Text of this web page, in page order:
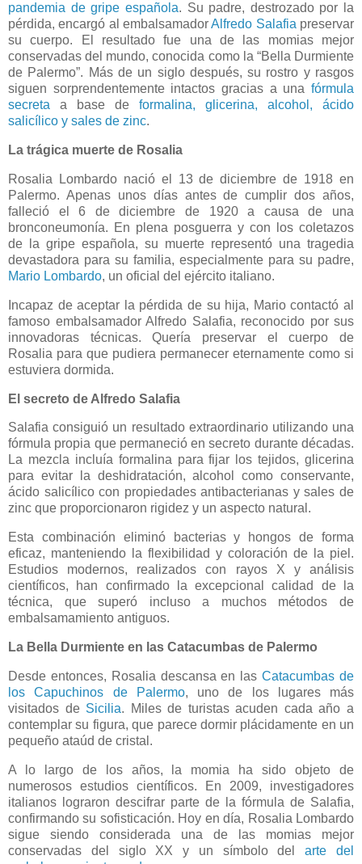
pandemia de gripe española. Su padre, destrozado por la
pérdida, encargó al embalsamadorAlfredo Salafia preservar
su cuerpo. El resultado fue una de las momias mejor
conservadas del mundo, conocida como la “Bella Durmiente
de Palermo”. Más de un siglo después, su rostro y rasgos
siguen sorprendentemente intactos gracias a una fórmula
secreta a base de formalina, glicerina, alcohol, ácido
salicílico y sales de zinc.
La trágica muerte de Rosalia
Rosalia Lombardo nació el 13 de diciembre de 1918 en
Palermo. Apenas unos días antes de cumplir dos años,
falleció el 6 de diciembre de 1920 a causa de una
bronconeumonía. En plena posguerra y con los coletazos
de la gripe española, su muerte representó una tragedia
devastadora para su familia, especialmente para su padre,
Mario Lombardo, un oficial del ejército italiano.
Incapaz de aceptar la pérdida de su hija, Mario contactó al
famoso embalsamador Alfredo Salafia, reconocido por sus
innovadoras técnicas. Quería preservar el cuerpo de
Rosalia para que pudiera permanecer eternamente como si
estuviera dormida.
El secreto de Alfredo Salafia
Salafia consiguió un resultado extraordinario utilizando una
fórmula propia que permaneció en secreto durante décadas.
La mezcla incluía formalina para fijar los tejidos, glicerina
para evitar la deshidratación, alcohol como conservante,
ácido salicílico con propiedades antibacterianas y sales de
zinc que proporcionaron rigidez y un aspecto natural.
Esta combinación eliminó bacterias y hongos de forma
eficaz, manteniendo la flexibilidad y coloración de la piel.
Estudios modernos, realizados con rayos X y análisis
científicos, han confirmado la excepcional calidad de la
técnica, que superó incluso a muchos métodos de
embalsamamiento antiguos.
La Bella Durmiente en las Catacumbas de Palermo
Desde entonces, Rosalia descansa en lasCatacumbas de
los Capuchinos de Palermo, uno de los lugares más
visitados de Sicilia. Miles de turistas acuden cada año a
contemplar su figura, que parece dormir plácidamente en un
pequeño ataúd de cristal.
A lo largo de los años, la momia ha sido objeto de
numerosos estudios científicos. En 2009, investigadores
italianos lograron descifrar parte de la fórmula de Salafia,
confirmando su sofisticación. Hoy en día, Rosalia Lombardo
sigue siendo considerada una de las momias mejor
conservadas del siglo XX y un símbolo delarte del